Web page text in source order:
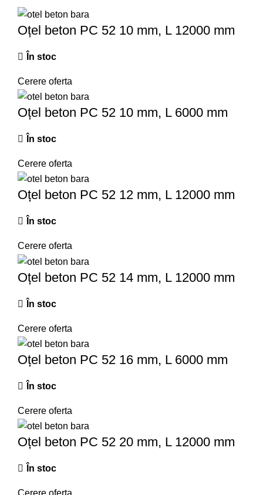
Oțel beton PC 52 10 mm, L 12000 mm
În stoc
Cerere oferta
Oțel beton PC 52 10 mm, L 6000 mm
În stoc
Cerere oferta
Oțel beton PC 52 12 mm, L 12000 mm
În stoc
Cerere oferta
Oțel beton PC 52 14 mm, L 12000 mm
În stoc
Cerere oferta
Oțel beton PC 52 16 mm, L 6000 mm
În stoc
Cerere oferta
Oțel beton PC 52 20 mm, L 12000 mm
În stoc